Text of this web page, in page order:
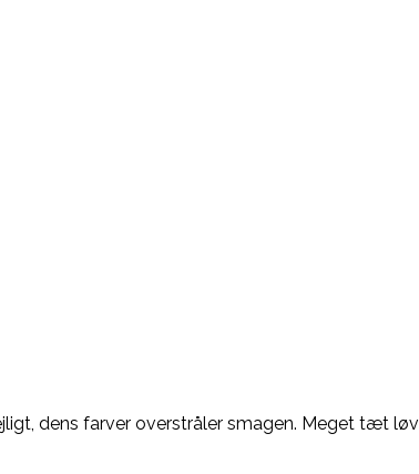
dens farver overstråler smagen. Meget tæt løv